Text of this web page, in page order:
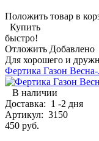
Положить товар в
Купить
быстро!
Отложить Добавлено
Для хорошего и
Фертика Газон
В наличии
Доставка: 1 -2 дня
Артикул: 3150
450 руб.